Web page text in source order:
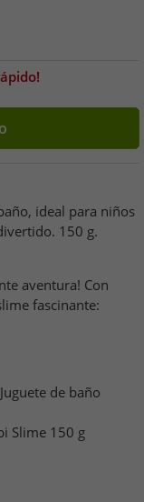
ideal para niños
150 g.
aventura! Con
fascinante:
de baño
Slime 150 g